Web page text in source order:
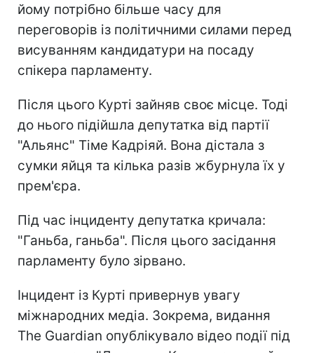
йому потрібно більше часу для
переговорів із політичними силами перед
висуванням кандидатури на посаду
спікера парламенту.
Після цього Курті зайняв своє місце. Тоді
до нього підійшла депутатка від партії
"Альянс" Тіме Кадріяй. Вона дістала з
сумки яйця та кілька разів жбурнула їх у
прем'єра.
Під час інциденту депутатка кричала:
"Ганьба, ганьба". Після цього засідання
парламенту було зірвано.
Інцидент із Курті привернув увагу
міжнародних медіа. Зокрема, видання
The Guardian опублікувало відео події під